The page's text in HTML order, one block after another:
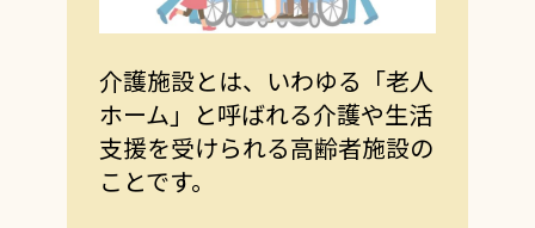
介護施設とは、いわゆる「老人
ホーム」と呼ばれる介護や生活
支援を受けられる高齢者施設の
ことです。